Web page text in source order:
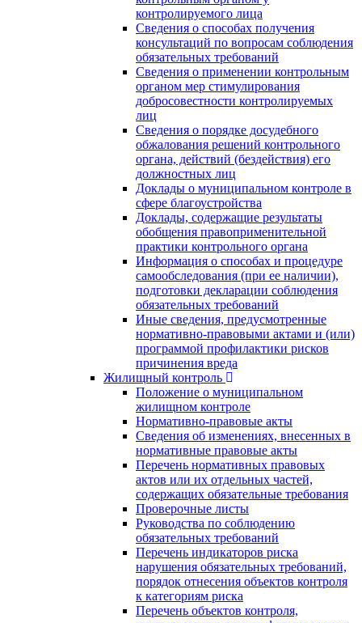
контролируемого лица
Сведения о способах получения
консультаций по вопросам соблюдения
обязательных требований
Сведения о применении контрольным
органом мер стимулирования
добросовестности контролируемых
лиц
Сведения о порядке досудебного
обжалования решений контрольного
органа, действий (бездействия) его
должностных лиц
Доклады о муниципальном контроле в
сфере благоустройства
Доклады, содержащие результаты
обобщения правоприменительной
практики контрольного органа
Информация о способах и процедуре
самообследования (при ее наличии),
подготовки декларации соблюдения
обязательных требований
Иные сведения, предусмотренные
нормативно-правовыми актами и (или)
программой профилактики рисков
причинения вреда
Жилищный контроль
Положение о муниципальном
жилищном контроле
Нормативно-правовые акты
Сведения об изменениях, внесенных в
нормативные правовые акты
Перечень нормативных правовых
актов или их отдельных частей,
содержащих обязательные требования
Проверочные листы
Руководства по соблюдению
обязательных требований
Перечень индикаторов риска
нарушения обязательных требований,
порядок отнесения объектов контроля
к категориям риска
Перечень объектов контроля,